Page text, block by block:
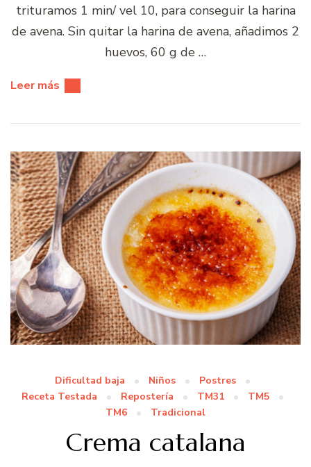
trituramos 1 min/ vel 10, para conseguir la harina
de avena. Sin quitar la harina de avena, añadimos 2
huevos, 60 g de …
Leer más
Dificultad baja Niños
Postres
Receta Testada
Repostería TM31
TM5
TM6
Tradicional
Crema catalana